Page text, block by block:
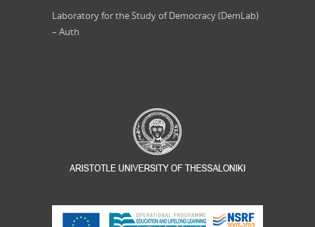
Laboratory for the Study of Democracy (DemLab)
– Auth